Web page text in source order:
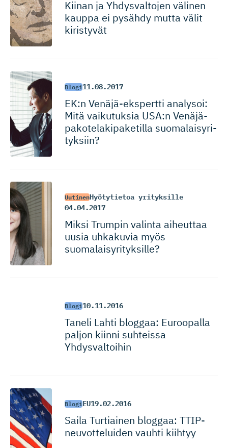
Kiinan ja Yhdysvaltojen välinen
kauppa ei pysähdy mutta välit
kiristyvät
Blogi11.08.2017
EK:n Venäjä-eks­pertti analysoi:
Mitä vaikutuksia USA:n Venäjä-
pa­ko­te­la­ki­pa­ketilla suomalaisy­ri­
tyksiin?
UutinenHyötytietoa yrityksille
04.04.2017
Miksi Trumpin valinta aiheuttaa
uusia uhkakuvia myös
suomalaisy­ri­tyksille?
Blogi10.11.2016
Taneli Lahti bloggaa: Euroopalla
paljon kiinni suhteissa
Yhdysvaltoihin
BlogiEU19.02.2016
Saila Turtiainen bloggaa: TTIP-
neuvot­te­luiden vauhti kiihtyy